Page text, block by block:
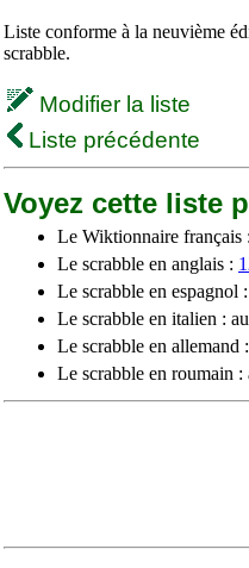
Liste conforme à la neuvième
scrabble.
Modifier la liste
Liste précédente
Voyez cette liste
Le Wiktionnaire français :
Le scrabble en anglais :
Le scrabble en espagnol :
Le scrabble en italien :
Le scrabble en allemand
Le scrabble en roumain :